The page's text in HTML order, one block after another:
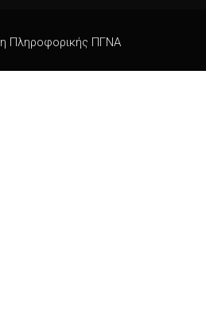
Πληροφορικής ΠΓΝΑ